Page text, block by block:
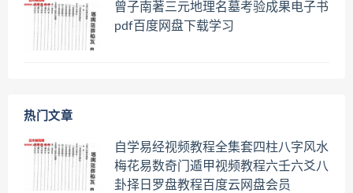
曾子南著三元地理名墓考验成果电子书
pdf百度网盘下载学习
热门文章
自学易经视频教程全集套四柱八字风水
梅花易数奇门遁甲视频教程六壬六爻八
卦择日罗盘教程百度云网盘会员